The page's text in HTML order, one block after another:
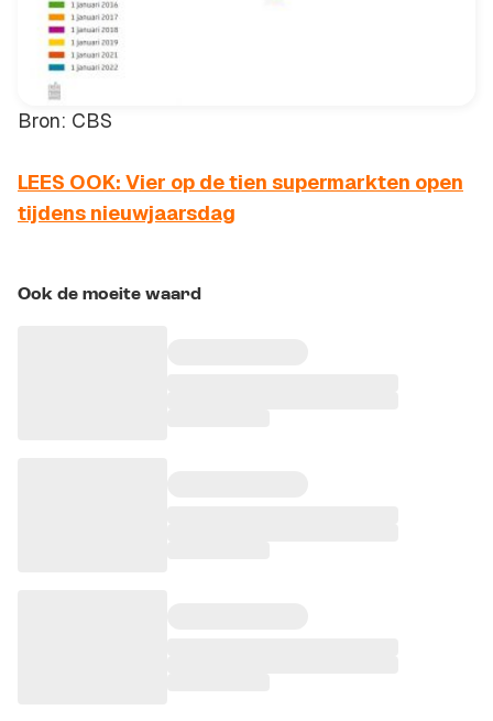
Bron: CBS
LEES OOK: Vier op de tien supermarkten open
tijdens nieuwjaarsdag
Ook de moeite waard